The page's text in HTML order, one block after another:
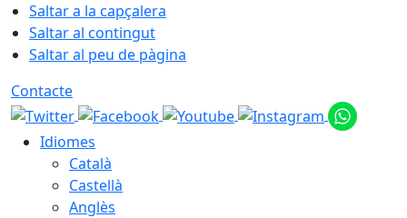
Saltar a la capçalera
Saltar al contingut
Saltar al peu de pàgina
Contacte
Idiomes
Català
Castellà
Anglès